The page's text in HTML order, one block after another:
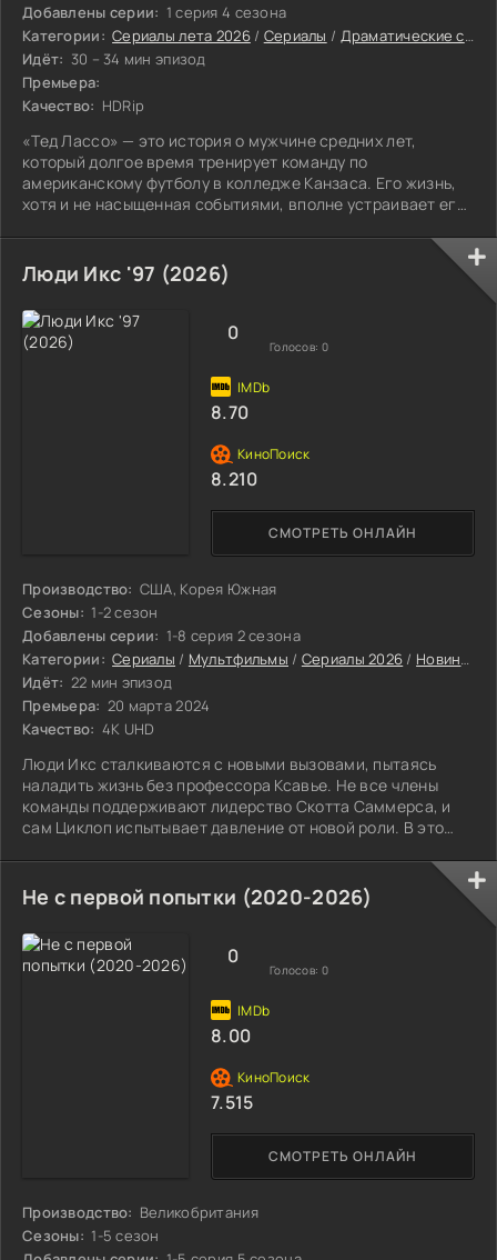
Добавлены серии: 1 серия 4 сезона
Категории: Сериалы лета 2026/ Сериалы / Драматические сериалы
Идёт: 30 – 34 мин эпизод
Премьера:
Качество: HDRip
«Тед Лассо» — это история о мужчине средних лет,
который долгое время тренирует команду по
американскому футболу в колледже Канзаса. Его жизнь,
хотя и не насыщенная событиями, вполне устраивает его:
Люди Икс '97 (2026)
Производство: США, Корея Южная
Сезоны: 1-2 сезон
Добавлены серии: 1-8 серия 2 сезона
Категории: Сериалы / Мультфильмы / Сериалы 2026 / Новинки сериалов 2026
Идёт: 22 мин эпизод
Премьера: 20 марта 2024
Качество: 4K UHD
Люди Икс сталкиваются с новыми вызовами, пытаясь
наладить жизнь без профессора Ксавье. Не все члены
команды поддерживают лидерство Скотта Саммерса, и
сам Циклоп испытывает давление от новой роли. В это
своему мужу оставить команду, чтобы создать для
малыша спокойную и защищенную атмосферу. Несмотря
на недавнюю утрату Ксавье, симпатия к мутантам
возросла, и ООН официально признала их команду как
супергероев. Однако, не все люди готовы принять
СМОТРЕТЬ ОНЛАЙН
0
Голосов: 0
8.70
8.210
Не с первой попытки (2020-2026)
Производство: Великобритания
Сезоны: 1-5 сезон
СМОТРЕТЬ ОНЛАЙН
0
Голосов: 0
8.00
7.515